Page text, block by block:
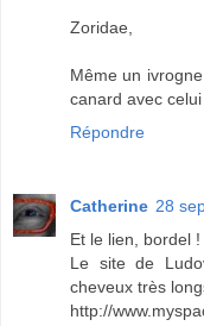
Zoridae,
Même un
canard avec
Répondre
Catherine 28
Et le lien, bordel
Le site de
cheveux très
http://